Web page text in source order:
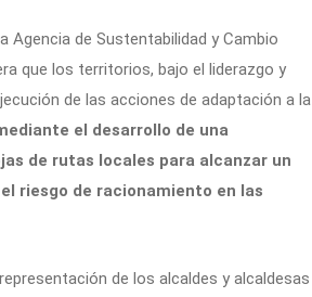
Agencia de Sustentabilidad y Cambio
que los territorios, bajo el liderazgo y
de las acciones de adaptación a la
el desarrollo de una
de rutas locales para alcanzar un
riesgo de racionamiento en las
de los alcaldes y alcaldesas